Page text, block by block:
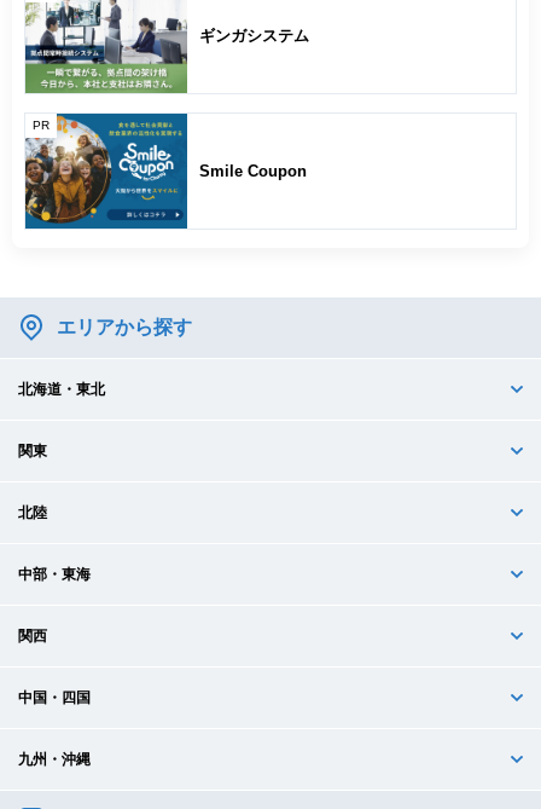
ギンガシステム
PR
Smile Coupon
エリアから探す
北海道・東北
関東
北陸
中部・東海
関西
中国・四国
九州・沖縄